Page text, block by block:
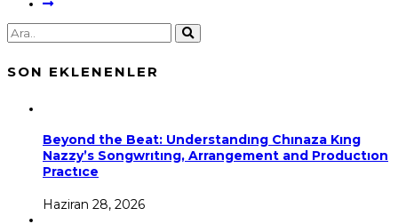
SON EKLENENLER
Beyond the Beat: Understandıng Chınaza Kıng
Nazzy’s Songwrıtıng, Arrangement and Productıon
Practıce
Haziran 28, 2026